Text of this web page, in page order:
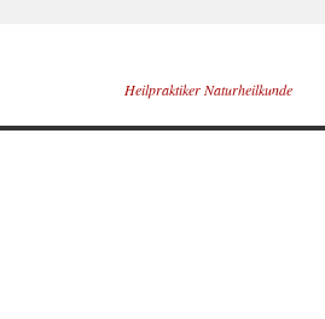
Heilpraktiker Naturheilkunde